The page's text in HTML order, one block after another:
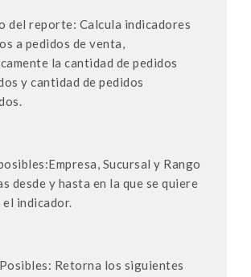
del reporte: Calcula indicadores
a pedidos de venta,
la cantidad de pedidos
y cantidad de pedidos
Sucursal y Rango
desde y hasta en la que se quiere
indicador.
Retorna los siguientes